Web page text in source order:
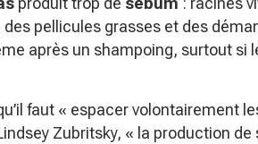
pellicules grasses et des
après un shampoing, surtout si
faut « espacer volontairement
Zubritsky, « la production